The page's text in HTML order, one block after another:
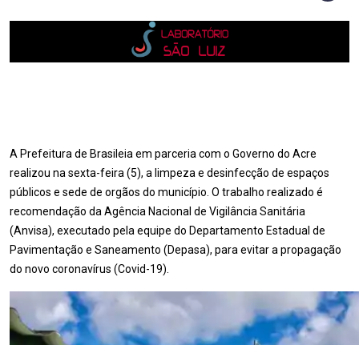
A Prefeitura de Brasileia em parceria com o Governo do Acre
realizou na sexta-feira (5), a limpeza e desinfecção de espaços
públicos e sede de orgãos do município. O trabalho realizado é
recomendação da Agência Nacional de Vigilância Sanitária
(Anvisa), executado pela equipe do Departamento Estadual de
Pavimentação e Saneamento (Depasa), para evitar a propagação
do novo coronavírus (Covid-19).